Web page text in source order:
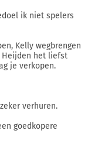
ik niet spelers
Kelly wegbrengen
Heijden het liefst
je verkopen.
verhuren.
goedkopere